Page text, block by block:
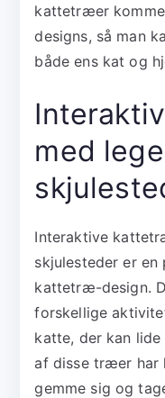
kattetræer
designs, så man
både ens kat og
med
Interaktive
skjulesteder er
kattetræ-design.
forskellige
katte, der kan
af disse træer har
gemme sig og